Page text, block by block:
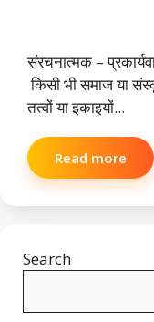
संरचनात्मक –
किसी भी समाज या
तत्वों या इकाइयों...
Read more
Search